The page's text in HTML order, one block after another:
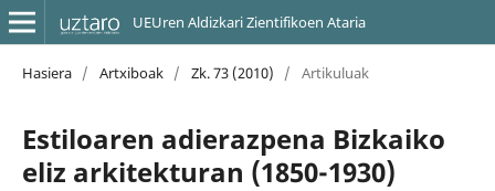
UEUren Aldizkari Zientifikoen Ataria
Hasiera / Artxiboak / Zk. 73 (2010) / Artikuluak
Estiloaren adierazpena Bizkaiko
eliz arkitekturan (1850-1930)